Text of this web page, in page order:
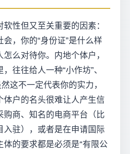
性但又至关重要的因素：
，你的“身份证”是什么样
么对待你。内地个体户，
往往给人一种“小作坊”、
这不一定代表你的实力，
体户的名头很难让人产生信
购商、知名的电商平台（比
入驻），或者是在申请国际
体的要求都是必须是“有限公